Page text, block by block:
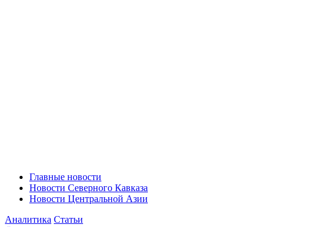
Главные новости
Новости Северного Кавказа
Новости Центральной Азии
Аналитика Статьи